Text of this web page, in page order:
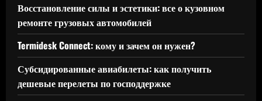
Восстановление силы и эстетики: все о кузовном
ремонте грузовых автомобилей
Termidesk Connect: кому и зачем он нужен?
Субсидированные авиабилеты: как получить
дешевые перелеты по господдержке